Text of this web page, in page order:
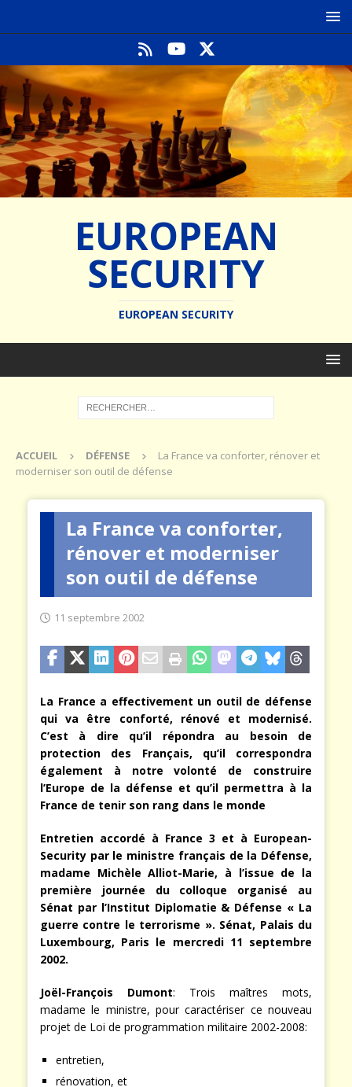
EUROPEAN
SECURITY
EUROPEAN SECURITY
ACCUEIL DÉFENSE
La France va conforter, rénover et
moderniser son outil de défense
La France va conforter,
rénover et moderniser
son outil de défense
11 septembre 2002
La France a effectivement un outil de défense
qui va être conforté, rénové et modernisé.
C’est à dire qu’il répondra au besoin de
protection des Français, qu’il correspondra
également à notre volonté de construire
l’Europe de la défense et qu’il permettra à la
France de tenir son rang dans le monde
Entretien accordé à France 3 et à European-
Security par le ministre français de la Défense,
madame Michèle Alliot-Marie, à l’issue de la
première journée du colloque organisé au
Sénat par l’Institut Diplomatie & Défense « La
guerre contre le terrorisme ». Sénat, Palais du
Luxembourg, Paris le mercredi 11 septembre
2002.
Joël-François Dumont: Trois maîtres mots,
madame le ministre, pour caractériser ce nouveau
projet de Loi de programmation militaire 2002-2008:
entretien,
rénovation, et